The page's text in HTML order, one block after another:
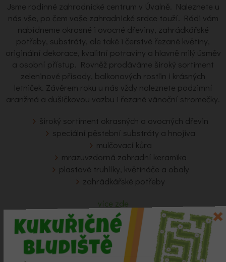
Jsme rodinné zahradnické centrum v Úvalně. Naleznete u
nás vše, po čem vaše zahradnické srdce touží. Rádi vám
nabídneme okrasné i ovocné dřeviny, zahrádkářské
potřeby, substráty, ale také i čerstvé řezané květiny,
originální dekorace, kvalitní potraviny a hlavně milý úsměv
a osobní přístup. Rovněž prodáváme široký sortiment
zeleninové přísady, balkonových rostlin i krásných
letniček. Závěrem roku u nás vždy naleznete podzimní
aranžmá a dušičkovou vazbu i řezané vánoční stromečky.
široký sortiment okrasných a ovocných dřevin
speciální pěstební substráty a hnojiva
mulčovací kůra
mrazuvzdorná zahradní keramika
plastové truhlíky, květináče a obaly
zahrádkářské potřeby
více zde